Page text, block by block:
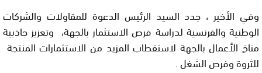
وفي الأخير ، جدد السيد الرئيس الدعوة للمقاولات والشركات
الوطنية والفرنسية لدراسة فرص الاستثمار بالجهة، وتعزيز جاذبية
مناخ الأعمال بالجهة لاستقطاب المزيد من الاستثمارات المنتجة
للثروة وفرص الشغل .